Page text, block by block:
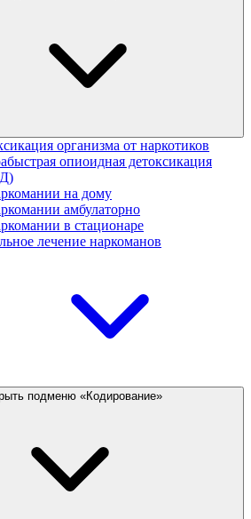
организма от наркотиков
опиоидная детоксикация
на дому
амбулаторно
в стационаре
лечение наркоманов
подменю «Кодирование»